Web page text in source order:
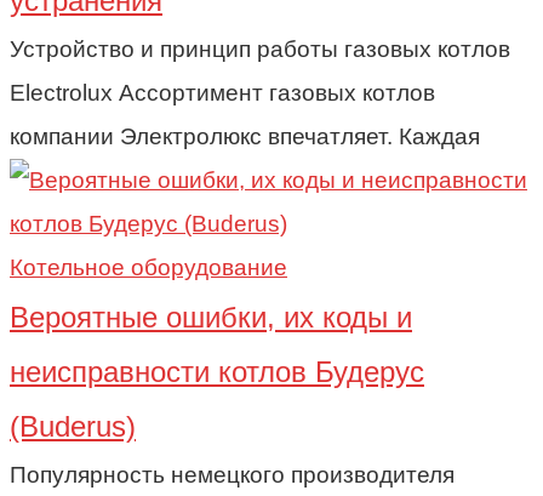
Устройство и принцип работы газовых котлов
Electrolux Ассортимент газовых котлов
компании Электролюкс впечатляет. Каждая
Котельное оборудование
Вероятные ошибки, их коды и
неисправности котлов Будерус
(Buderus)
Популярность немецкого производителя